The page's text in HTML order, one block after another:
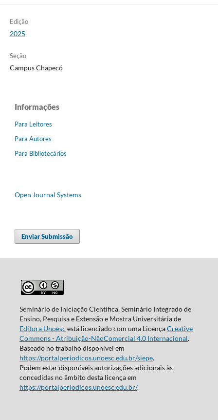
Edição
2025
Seção
Campus Chapecó
Informações
Para Leitores
Para Autores
Para Bibliotecários
Open Journal Systems
Enviar Submissão
Seminário de Iniciação Científica, Seminário Integrado de
Ensino, Pesquisa e Extensão e Mostra Universitária de
Editora Unoesc está licenciado com uma LicençaCreative
Commons - Atribuição-NãoComercial 4.0 Internacional.
Baseado no trabalho disponível em
https://portalperiodicos.unoesc.edu.br/siepe.
Podem estar disponíveis autorizações adicionais às
concedidas no âmbito desta licença em
https://portalperiodicos.unoesc.edu.br/.